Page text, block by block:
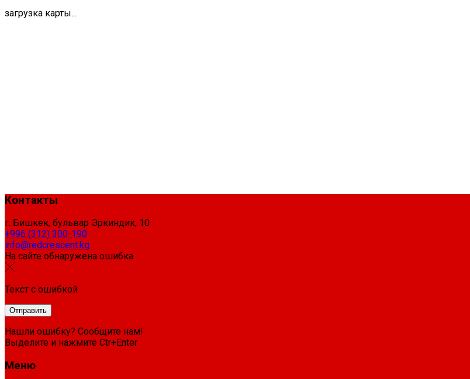
загрузка карты...
Контакты
г. Бишкек, бульвар Эркиндик, 10
+996 (312) 300-190
info@redcrescent.kg
На сайте обнаружена ошибка
Текст с ошибкой
Нашли ошибку? Сообщите нам!
Выделите и нажмите Ctr+Enter
Меню